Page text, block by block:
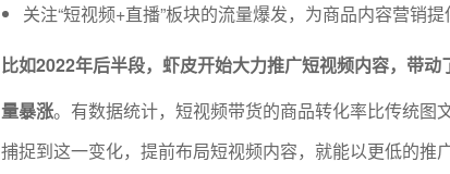
关注“短视频+直播”板块的流量爆发，为商品内容营销提
比如2022年后半段，虾皮开始大力推广短视频内容，带
量暴涨。有数据统计，短视频带货的商品转化率比传统图
捕捉到这一变化，提前布局短视频内容，就能以更低的推